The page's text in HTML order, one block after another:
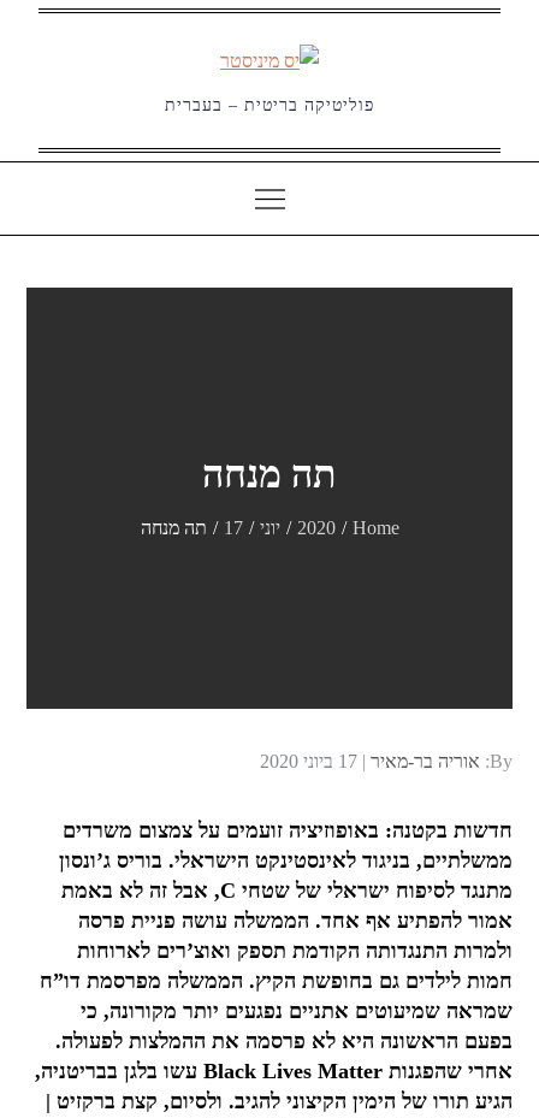
פוליטיקה בריטית – בעברית
תה מנחה
Home
2020 יוני 17 תה מנחה
By: אוריה בר-מאיר
Posted
17 ביוני 2020
חדשות בקטנה: באופוזיציה זועמים על צמצום משרדים
ממשלתיים, בניגוד לאינסטינקט הישראלי. בוריס ג’ונסון
מתנגד לסיפוח ישראלי של שטחי C, אבל זה לא באמת
אמור להפתיע אף אחד. הממשלה עושה פניית פרסה
ולמרות התנגדותה הקודמת תספק ואוצ’רים לארוחות
חמות לילדים גם בחופשת הקיץ. הממשלה מפרסמת דו”ח
שמראה שמיעוטים אתניים נפגעים יותר מקורונה, כי
בפעם הראשונה היא לא פרסמה את ההמלצות לפעולה.
אחרי שהפגנות Black Lives Matter עשו בלגן בבריטניה,
הגיע תורו של הימין הקיצוני להגיב. ולסיום, קצת ברקזיט |